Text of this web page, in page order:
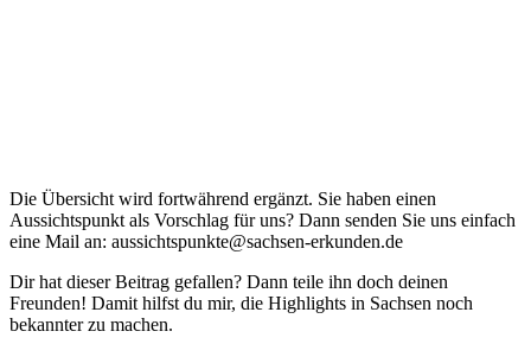
Die Übersicht wird fortwährend ergänzt. Sie haben einen
Aussichtspunkt als Vorschlag für uns? Dann senden Sie uns einfach
eine Mail an: aussichtspunkte@sachsen-erkunden.de
Dir hat dieser Beitrag gefallen? Dann teile ihn doch deinen
Freunden! Damit hilfst du mir, die Highlights in Sachsen noch
bekannter zu machen.